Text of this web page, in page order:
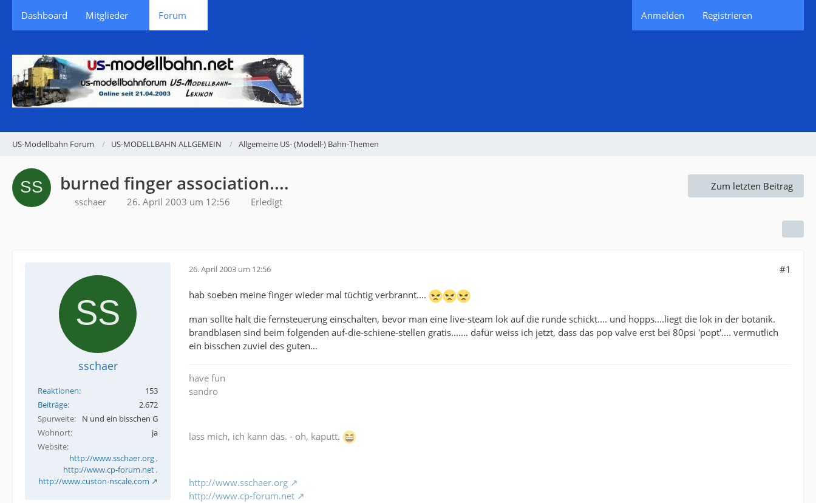
Dashboard Mitglieder Forum Anmelden Registrieren
US-Modellbahn Forum US-MODELLBAHN ALLGEMEIN Allgemeine US- (Modell-) Bahn-Themen
burned finger association....
sschaer 26. April 2003 um 12:56 Erledigt
Zum letzten Beitrag
sschaer
Reaktionen
153
Beiträge
2.672
Spurweite
N und ein bisschen G
Wohnort
ja
Website
http://www.sschaer.org ,
http://www.cp-forum.net ,
http://www.custon-nscale.com
26. April 2003 um 12:56 #1
hab soeben meine finger wieder mal tüchtig verbrannt....
man sollte halt die fernsteuerung einschalten, bevor man eine live-steam lok auf die runde schickt.... und hopps....liegt die lok in der botanik.
brandblasen sind beim folgenden auf-die-schiene-stellen gratis....... dafür weiss ich jetzt, dass das pop valve erst bei 80psi 'popt'.... vermutlich
ein bisschen zuviel des guten...
have fun
sandro
lass mich, ich kann das. - oh, kaputt.
http://www.sschaer.org
http://www.cp-forum.net